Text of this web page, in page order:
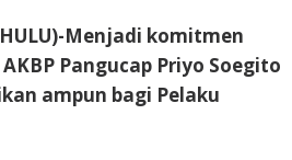
HULU)-Menjadi komitmen
Pangucap Priyo Soegito
ampun bagi Pelaku